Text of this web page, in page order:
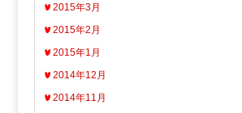
2015年3月
2015年2月
2015年1月
2014年12月
2014年11月